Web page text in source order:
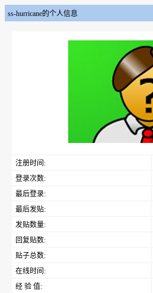
ss-hurricane的个人信息
注册时间:
登录次数:
最后登录:
最后发贴:
发贴数量:
回复贴数:
贴子总数:
在线时间:
经 验 值: